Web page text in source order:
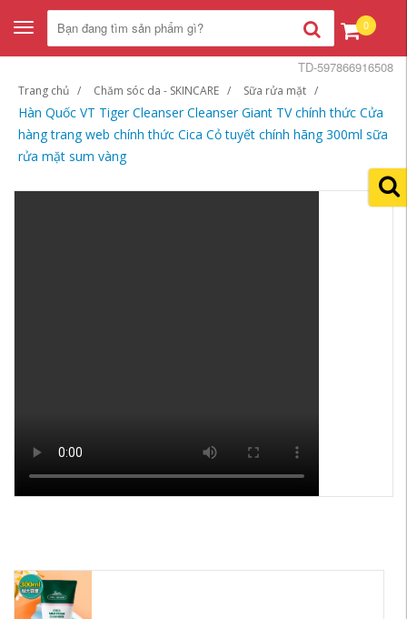
Toggle
navigation
0
Trang chủ Chăm sóc da - SKINCARE Sữa rửa mặt
Hàn Quốc VT Tiger Cleanser Cleanser Giant TV chính thức Cửa
hàng trang web chính thức Cica Cỏ tuyết chính hãng 300ml sữa
rửa mặt sum vàng
TD-597866916508